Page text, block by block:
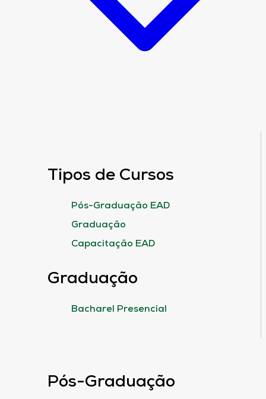
Tipos de Cursos
Pós-Graduação EAD
Graduação
Capacitação EAD
Graduação
Bacharel Presencial
Pós-Graduação